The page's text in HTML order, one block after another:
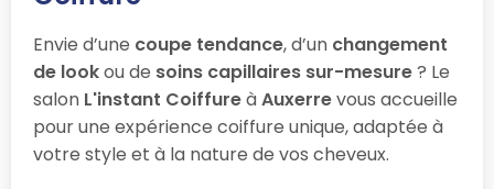
Envie d’une coupe tendance, d’un changement
de lookou de soins capillaires sur-mesure? Le
salon L'instant CoiffureàAuxerrevous accueille
pour une expérience coiffure unique, adaptée à
votre style et à la nature de vos cheveux.